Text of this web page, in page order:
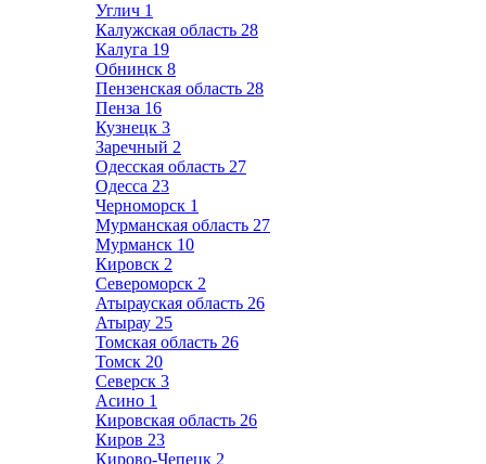
Углич 1
Калужская область 28
Калуга 19
Обнинск 8
Пензенская область 28
Пенза 16
Кузнецк 3
Заречный 2
Одесская область 27
Одесса 23
Черноморск 1
Мурманская область 27
Мурманск 10
Кировск 2
Североморск 2
Атырауская область 26
Атырау 25
Томская область 26
Томск 20
Северск 3
Асино 1
Кировская область 26
Киров 23
Кирово-Чепецк 2